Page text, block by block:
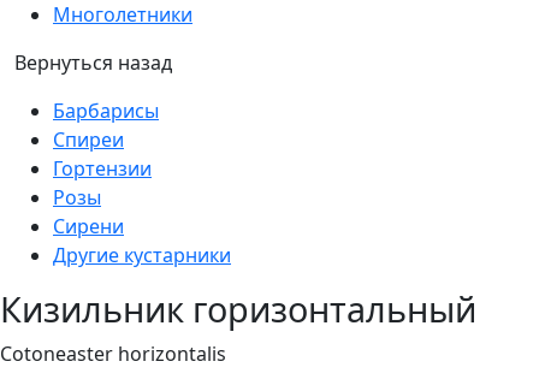
Многолетники
Вернуться назад
Барбарисы
Спиреи
Гортензии
Розы
Сирени
Другие кустарники
Кизильник горизонтальный
Cotoneaster horizontalis